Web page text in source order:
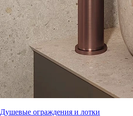
Душевые ограждения и лотки